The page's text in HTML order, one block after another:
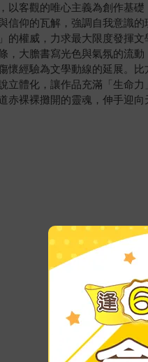
以客觀的唯心主義為創作基
信仰的瓦解，強調自我意識
的權威，力求最大限度發揮
，大膽書寫光色與氣氛的流
懷經驗為文學動線的延展。
立體化，讓作品充滿「生命
裸裸攤開的靈魂，伸手迎向